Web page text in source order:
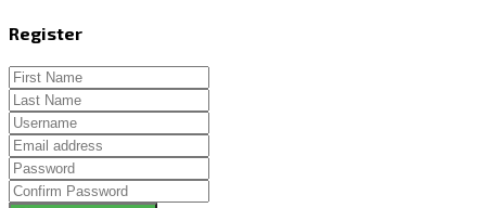
Register